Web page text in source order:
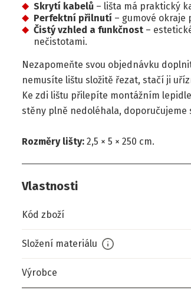
Skrytí kabelů – lišta má praktický
Perfektní přilnutí – gumové
Čistý vzhled a funkčnost –
nečistotami.
Nezapomeňte svou objednávku
nemusíte lištu složitě řezat, stačí ji
Ke zdi lištu přilepíte montážním
stěny plně nedoléhala, doporučujeme
Rozměry lišty: 2,5 × 5 × 250 cm.
Vlastnosti
Kód zboží
Složení materiálu
Výrobce